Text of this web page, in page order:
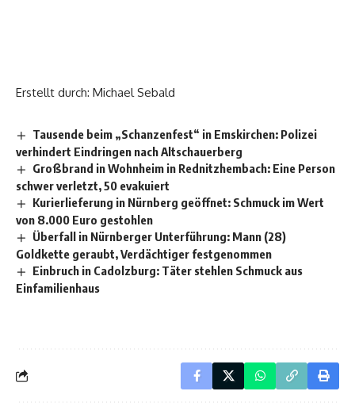
Erstellt durch: Michael Sebald
Tausende beim „Schanzenfest“ in Emskirchen: Polizei
verhindert Eindringen nach Altschauerberg
Großbrand in Wohnheim in Rednitzhembach: Eine Person
schwer verletzt, 50 evakuiert
Kurierlieferung in Nürnberg geöffnet: Schmuck im Wert
von 8.000 Euro gestohlen
Überfall in Nürnberger Unterführung: Mann (28)
Goldkette geraubt, Verdächtiger festgenommen
Einbruch in Cadolzburg: Täter stehlen Schmuck aus
Einfamilienhaus